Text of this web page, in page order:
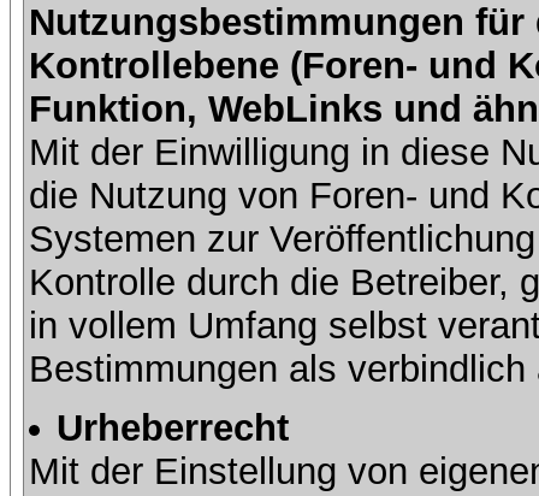
Nutzungsbestimmungen
Kontrollebene (Foren- und
Funktion, WebLinks und
Mit der Einwilligung in diese
die Nutzung von Foren- und
Systemen zur
Kontrolle durch die Betreiber,
in vollem Umfang selbst
Bestimmungen als verbindlich
Urheberrecht
Mit der Einstellung von